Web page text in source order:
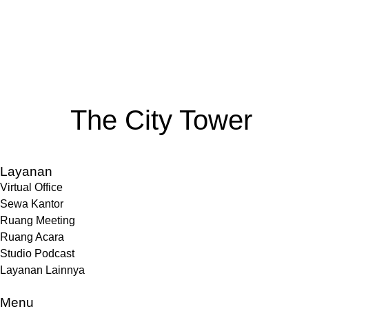
The City Tower
Layanan
Virtual Office
Sewa Kantor
Ruang Meeting
Ruang Acara
Studio Podcast
Layanan Lainnya
Menu